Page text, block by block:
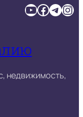
YouTube Facebook TelegramInstagram
недвижимость,